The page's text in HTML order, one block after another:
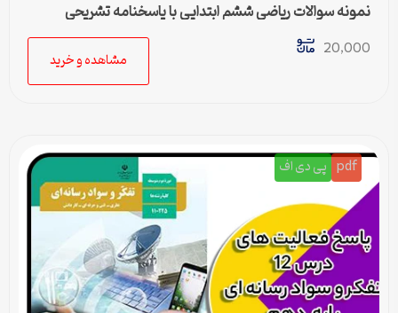
نمونه سوالات ریاضی ششم ابتدایی با پاسخنامه تشریحی
20,000
مشاهده و خرید
pdf پی دی اف